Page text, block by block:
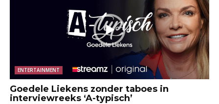
ENTERTAINMENT
Goedele Liekens zonder taboes in
interviewreeks ‘A-typisch’